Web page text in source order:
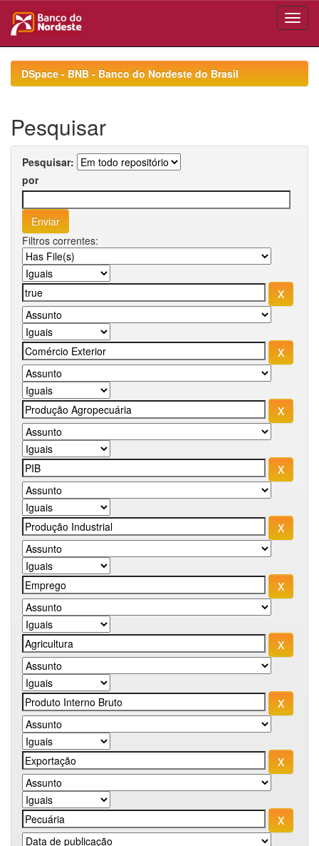
navigationDSpace - BNB - Banco do Nordeste do Brasil
Pesquisar
Pesquisar:
por
Filtros correntes: